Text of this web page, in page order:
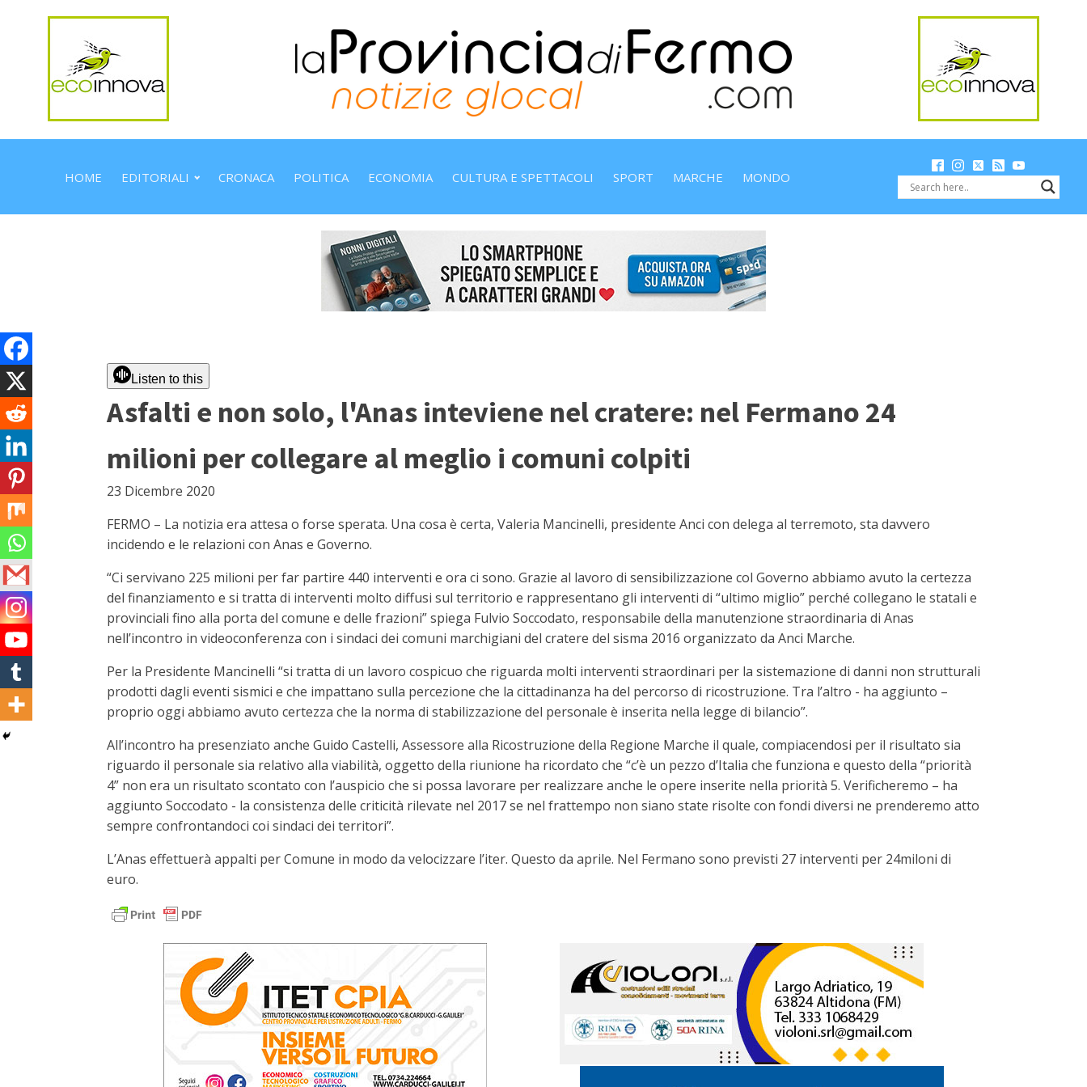
HOME EDITORIALI CRONACA POLITICA ECONOMIA CULTURA E SPETTACOLI SPORT MARCHE MONDO
Listen to this
Asfalti e non solo, l'Anas inteviene nel cratere: nel Fermano 24
milioni per collegare al meglio i comuni colpiti
23 Dicembre 2020
FERMO – La notizia era attesa o forse sperata. Una cosa è certa, Valeria Mancinelli, presidente Anci con delega al terremoto, sta davvero
incidendo e le relazioni con Anas e Governo.
“Ci servivano 225 milioni per far partire 440 interventi e ora ci sono. Grazie al lavoro di sensibilizzazione col Governo abbiamo avuto la certezza
del finanziamento e si tratta di interventi molto diffusi sul territorio e rappresentano gli interventi di “ultimo miglio” perché collegano le statali e
provinciali fino alla porta del comune e delle frazioni” spiega Fulvio Soccodato, responsabile della manutenzione straordinaria di Anas
nell’incontro in videoconferenza con i sindaci dei comuni marchigiani del cratere del sisma 2016 organizzato da Anci Marche.
Per la Presidente Mancinelli “si tratta di un lavoro cospicuo che riguarda molti interventi straordinari per la sistemazione di danni non strutturali
prodotti dagli eventi sismici e che impattano sulla percezione che la cittadinanza ha del percorso di ricostruzione. Tra l’altro - ha aggiunto –
proprio oggi abbiamo avuto certezza che la norma di stabilizzazione del personale è inserita nella legge di bilancio”.
All’incontro ha presenziato anche Guido Castelli, Assessore alla Ricostruzione della Regione Marche il quale, compiacendosi per il risultato sia
riguardo il personale sia relativo alla viabilità, oggetto della riunione ha ricordato che “c’è un pezzo d’Italia che funziona e questo della “priorità
4” non era un risultato scontato con l’auspicio che si possa lavorare per realizzare anche le opere inserite nella priorità 5. Verificheremo – ha
aggiunto Soccodato - la consistenza delle criticità rilevate nel 2017 se nel frattempo non siano state risolte con fondi diversi ne prenderemo atto
sempre confrontandoci coi sindaci dei territori”.
L’Anas effettuerà appalti per Comune in modo da velocizzare l’iter. Questo da aprile. Nel Fermano sono previsti 27 interventi per 24miloni di
euro.